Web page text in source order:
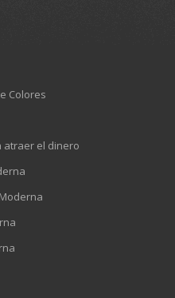
Colores
atraer el dinero